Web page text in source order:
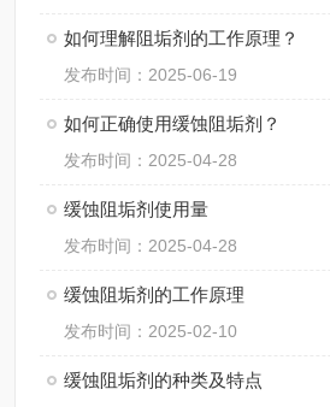
如何理解阻垢剂的工作原理？
发布时间：2025-06-19
如何正确使用缓蚀阻垢剂？
发布时间：2025-04-28
缓蚀阻垢剂使用量
发布时间：2025-04-28
缓蚀阻垢剂的工作原理
发布时间：2025-02-10
缓蚀阻垢剂的种类及特点